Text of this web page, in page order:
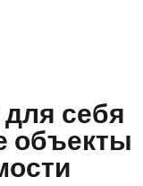
себя
объекты